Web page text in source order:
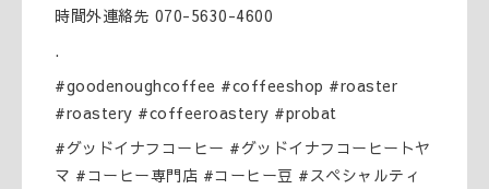
時間外連絡先 070-5630-4600
.
#goodenoughcoffee #coffeeshop #roaster
#roastery #coffeeroastery #probat
#グッドイナフコーヒー #グッドイナフコーヒートヤ
マ #コーヒー専門店 #コーヒー豆 #スペシャルティ